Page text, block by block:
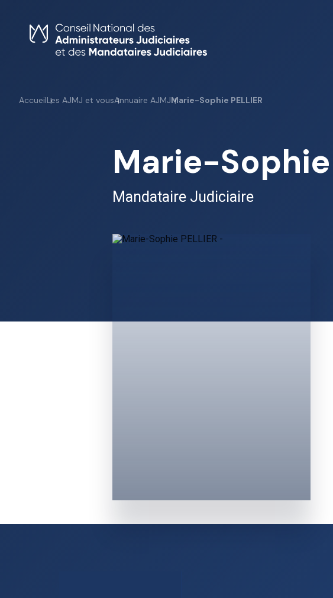
content
AccueilLes AJMJ et vousAnnuaire AJMJMarie-Sophie PELLIER
Marie-Sophie
Mandataire Judiciaire